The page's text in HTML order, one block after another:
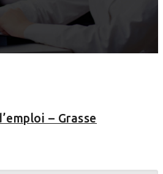
– Grasse